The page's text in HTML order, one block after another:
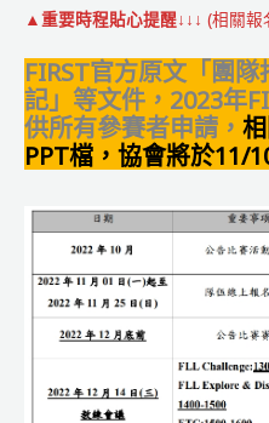
報
名
步
驟
&
注
▲重要時程貼心提醒↓↓↓ (相關報
FIRST官方原文「團
記」等文件，2023年
供所有參賽者申請，
PPT檔，協會將於11/